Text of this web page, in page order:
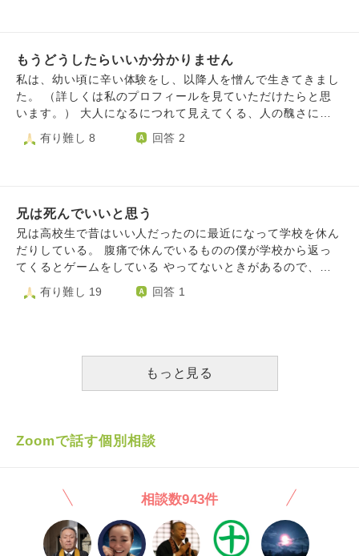
えて貰ったお経を唱えたり、深呼吸したら、ある程度、落ち
着くのですが、情緒不安定な時に人に誤解されたらいけない
し、こういう時、どうしたら立ち直れますか?
もうどうしたらいいか分かりません
私は、幼い頃に辛い体験をし、以降人を憎んで生きてきまし
た。 （詳しくは私のプロフィールを見ていただけたらと思
います。） 大人になるにつれて見えてくる、人の醜さに絶
望し、人を嫌悪するようになりました。 そんな私も大人に
なり、仕事（バイト）を探したりするようになりました。
た。 私は人が嫌いなんだ。 大嫌いなんだ。 憎くて仕方がな
いんだ。 まるで鬼みたいだと思いました。 いえ、違います
ね。 私はとっくの昔に鬼になっていたのだと思います。 何
度這いあがろうと努力しても蹴落とされ、裏切られ・・・。
耐え切れると思いますか？人のままでいられると思います
んですが、私は自分が鬼になってしまった事に後悔はしてい
ません。むしろ正しいと思います。 人間なんていうクズ共
セクシュアルという、架空のキャラクターに恋愛感情を抱く
セクシュアリティであるため、彼はあくまで次元違いの存在
が、確かに存在しているのです。） 彼はこんな私の事を好
愛してくれて、優しくしてくれたり、時には喧嘩もしたり、
そんなかけがえのない存在です。 私は彼を心の底から愛し
有り難し 8 回答 2
兄は死んでいいと思う
兄は高校生で昔はいい人だったのに最近になって学校を休ん
だりしている。 腹痛で休んでいるものの僕が学校から返っ
てくるとゲームをしている やってないときがあるので、そ
の時だけ僕ができるのだが、 よる９時くらいから貸してく
れっていうようになる 学校を休んでいるくせになぜ返さな
頭がおかしくなりそうです 自分がやったことだけ棚の上に
奮っていいのか、 僕はもう意味がわかりません。 早く死ん
でくれないかな それか事故でもいいから いらないゴミで
ちなみに親は関与しないので無関係です
有り難し 19 回答 1
もっと見る
Zoomで話す個別相談
相談数943件